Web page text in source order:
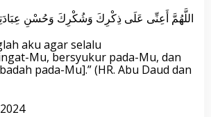
اللَّهُمَّ أَعِنِّى عَلَى ذِكْرِكَ وَشُكْرِكَ وَحُسْنِ
aku agar selalu
Mu, bersyukur pada-Mu, dan
pada-Mu].” (HR. Abu Daud dan